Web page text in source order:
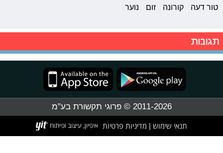
טור דעה קורונה זום נוער
תגובות
2011-2026 © פרוגי תקשורת בע"מ
תנאי שימוש מדיניות פרטיות